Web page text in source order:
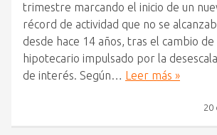
trimestre marcando el inicio de un
récord de actividad que no se
desde hace 14 años, tras el cambio de
hipotecario impulsado por la
de interés. Según… Leer más »
20